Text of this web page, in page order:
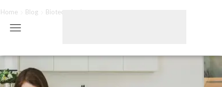
Home Blog Biotecnologia